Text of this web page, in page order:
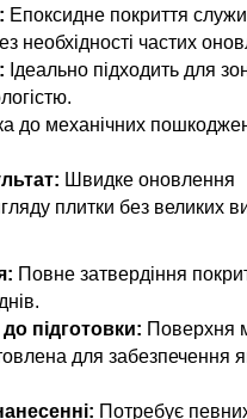
Епоксидне покриття
необхідності частих
Ідеально підходить для
до механічних
Швидке оновлення
плитки без великих
Повне затвердіння
підготовки: Поверхня
для забезпечення
Потребує